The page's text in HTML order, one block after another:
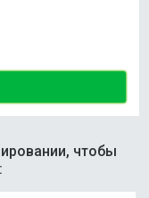
чтобы